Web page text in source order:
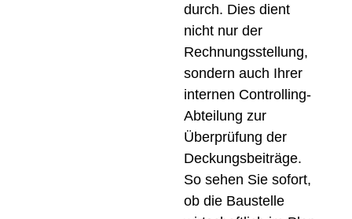
durch. Dies dient
nicht nur der
Rechnungsstellung,
sondern auch Ihrer
internen Controlling-
Abteilung zur
Überprüfung der
Deckungsbeiträge.
So sehen Sie sofort,
ob die Baustelle